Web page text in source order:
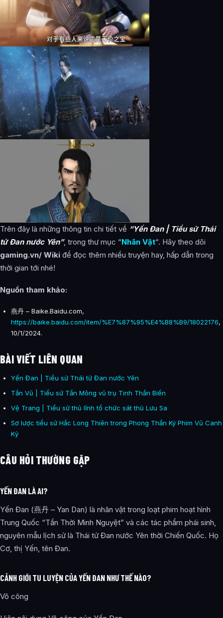
Trên đây là những thông tin chi tiết về “Yến Đan | Tiểu sử Thái
tử Đan nước Yên”, trong thư mục “Nhân Vật“. Hãy theo dõi
gaming.vn/ Wiki để đọc thêm nhiều truyện hay, hấp dẫn trong
thời gian tới nhé!
Nguồn tham khảo:
燕丹 – Baike.Baidu.com,
https://baike.baidu.com/item/%E7%87%95%E4%B8%B9/18022176,
10/1/2024.
BÀI VIẾT LIÊN QUAN
Yến Đan | Tiểu sử Thái tử Đan nước Yên
Tần Vũ | Tiểu sử Tần Mông vũ trụ Tinh Thần Biến
Vệ Trang | Tiểu sử thủ lĩnh tổ chức sát thủ Lưu Sa
Sơ lược tiểu sử Hắc Long Thiên trong Phong Thần Ký Phim Vũ Canh
Kỷ
CÂU HỎI THƯỜNG GẶP
YẾN ĐAN LÀ AI?
Yến Đan (燕丹 – Yan Dan) là nhân vật trong loạt phim hoạt hình
Trung Quốc “Tần Thời Minh Nguyệt” và các tác phẩm phái sinh,
nguyên mẫu lịch sử là Thái tử Đan nước Yên thời Chiến Quốc. Họ
Cơ, thị Yến, tên Đan.
CẢNH GIỚI TU LUYỆN CỦA YẾN ĐAN NHƯ THẾ NÀO?
Võ công